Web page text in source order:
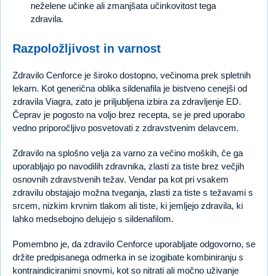
neželene učinke ali zmanjšata učinkovitost tega
zdravila.
Razpoložljivost in varnost
Zdravilo Cenforce je široko dostopno, večinoma prek spletnih
lekarn. Kot generična oblika sildenafila je bistveno cenejši od
zdravila Viagra, zato je priljubljena izbira za zdravljenje ED.
Čeprav je pogosto na voljo brez recepta, se je pred uporabo
vedno priporočljivo posvetovati z zdravstvenim delavcem.
Zdravilo na splošno velja za varno za večino moških, če ga
uporabljajo po navodilih zdravnika, zlasti za tiste brez večjih
osnovnih zdravstvenih težav. Vendar pa kot pri vsakem
zdravilu obstajajo možna tveganja, zlasti za tiste s težavami s
srcem, nizkim krvnim tlakom ali tiste, ki jemljejo zdravila, ki
lahko medsebojno delujejo s sildenafilom.
Pomembno je, da zdravilo Cenforce uporabljate odgovorno, se
držite predpisanega odmerka in se izogibate kombiniranju s
kontraindiciranimi snovmi, kot so nitrati ali močno uživanje